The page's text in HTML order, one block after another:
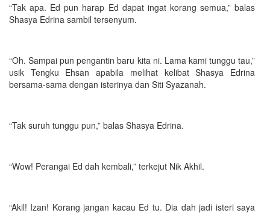
“Tak apa. Ed pun harap Ed dapat ingat korang semua,” balas
Shasya Edrina sambil tersenyum.
“Oh. Sampai pun pengantin baru kita ni. Lama kami tunggu tau,”
usik Tengku Ehsan apabila melihat kelibat Shasya Edrina
bersama-sama dengan isterinya dan Siti Syazanah.
“Tak suruh tunggu pun,” balas Shasya Edrina.
“Wow! Perangai Ed dah kembali,” terkejut Nik Akhil.
“Akil! Izan! Korang jangan kacau Ed tu. Dia dah jadi isteri saya